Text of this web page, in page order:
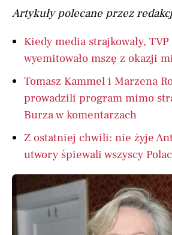
Artykuły polecane przez
Kiedy media strajkowały,
wyemitowało mszę z okazji
Tomasz Kammel i Marzena
prowadzili program mimo
Burza w komentarzach
Z ostatniej chwili: nie żyje
utwory śpiewali wszyscy